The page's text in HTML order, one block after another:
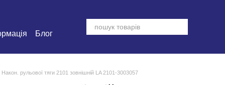
Блог
Након. рульової тяги 2101 зовнішній LA 2101-3003057